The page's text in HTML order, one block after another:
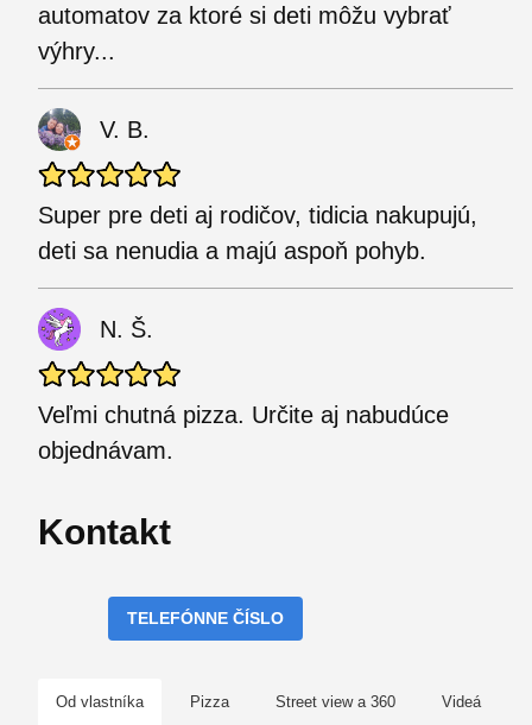
automatov za ktoré si deti môžu vybrať
výhry...
V. B.
Super pre deti aj rodičov, tidicia nakupujú,
deti sa nenudia a majú aspoň pohyb.
N. Š.
Veľmi chutná pizza. Určite aj nabudúce
objednávam.
Kontakt
TELEFÓNNE ČÍSLO
Od vlastníka Pizza Street view a 360 Videá